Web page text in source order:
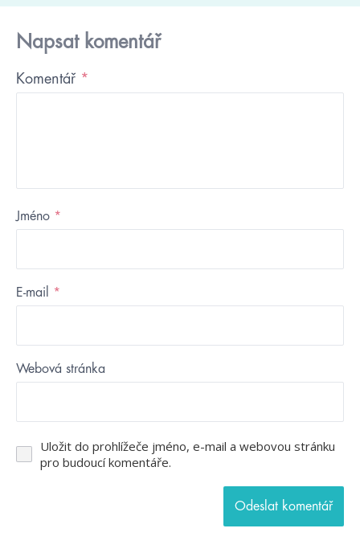
Napsat komentář
Komentář *
Jméno *
E-mail *
Webová stránka
Uložit do prohlížeče jméno, e-mail a webovou stránku
pro budoucí komentáře.